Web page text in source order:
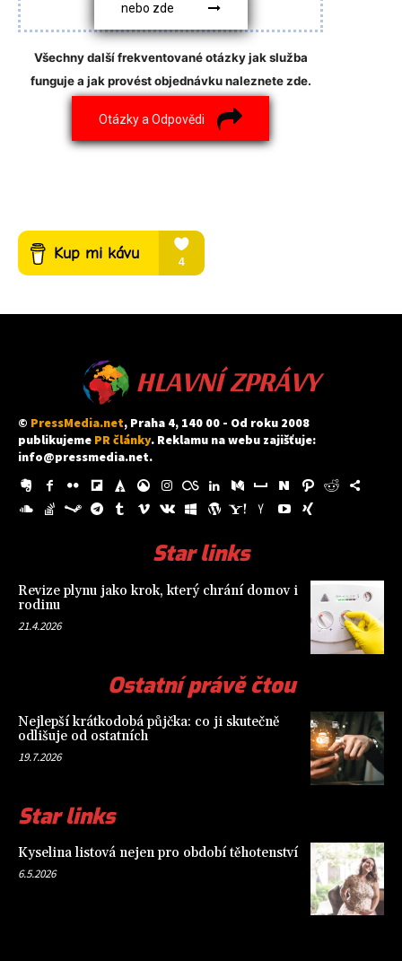
nebo zde
Všechny další frekventované otázky jak služba
funguje a jak provést objednávku naleznete zde.
Otázky a Odpovědi
HLAVNÍ ZPRÁVY
© PressMedia.net, Praha 4, 140 00 - Od roku 2008
publikujeme PR články. Reklamu na webu zajišťuje:
info@pressmedia.net.
Star links
Revize plynu jako krok, který chrání domov i
rodinu
21.4.2026
Ostatní právě čtou
Nejlepší krátkodobá půjčka: co ji skutečně
odlišuje od ostatních
19.7.2026
Star links
Kyselina listová nejen pro období těhotenství
6.5.2026